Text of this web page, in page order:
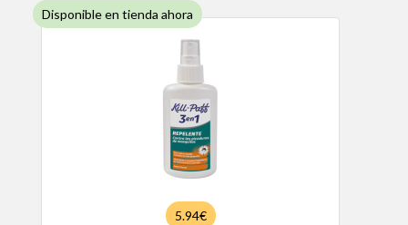
Disponible en tienda ahora
5.94€